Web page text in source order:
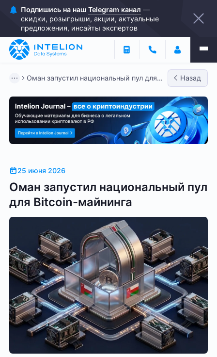
Подпишись на наш Telegram канал —
скидки, розыгрыши, акции, актуальные
предложения, инсайты экспертов
Оман запустил национальный пул для
Назад
25 июня 2026
Оман запустил национальный пул
для Bitcoin-майнинга